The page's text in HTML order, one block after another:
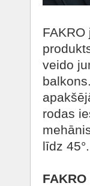
veido
rodas
līdz 45°.